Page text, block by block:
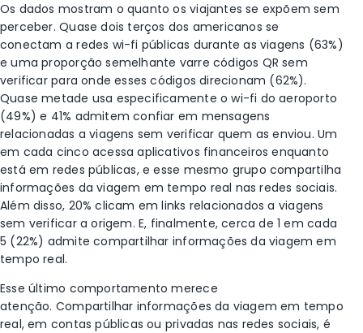
Os dados mostram o quanto os viajantes se expõem sem
perceber. Quase dois terços dos americanos se
conectam a redes wi-fi públicas durante as viagens (63%)
e uma proporção semelhante varre códigos QR sem
verificar para onde esses códigos direcionam (62%).
Quase metade usa especificamente o wi-fi do aeroporto
(49%) e 41% admitem confiar em mensagens
relacionadas a viagens sem verificar quem as enviou. Um
em cada cinco acessa aplicativos financeiros enquanto
está em redes públicas, e esse mesmo grupo compartilha
informações da viagem em tempo real nas redes sociais.
Além disso, 20% clicam em links relacionados a viagens
sem verificar a origem. E, finalmente, cerca de 1 em cada
5 (22%) admite compartilhar informações da viagem em
tempo real.
Esse último comportamento merece
atenção. Compartilhar informações da viagem em tempo
real, em contas públicas ou privadas nas redes sociais, é